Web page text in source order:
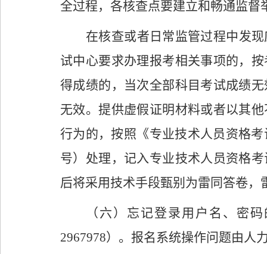
全过程，各核查点要建立和畅通监督
在核查或者日常监管过程中发
试中心要求办理报考相关事项的，
得成绩的，当次全部科目考试成绩
无效。提供虚假证明材料或者以其
行为的，按照《专业技术人员资格
号）处理，记入专业技术人员资格
后将采用技术手段甄别为雷同答卷，
（ 六 ）忘记登录用户名、密
2967978） 。报名系统操作问题由人